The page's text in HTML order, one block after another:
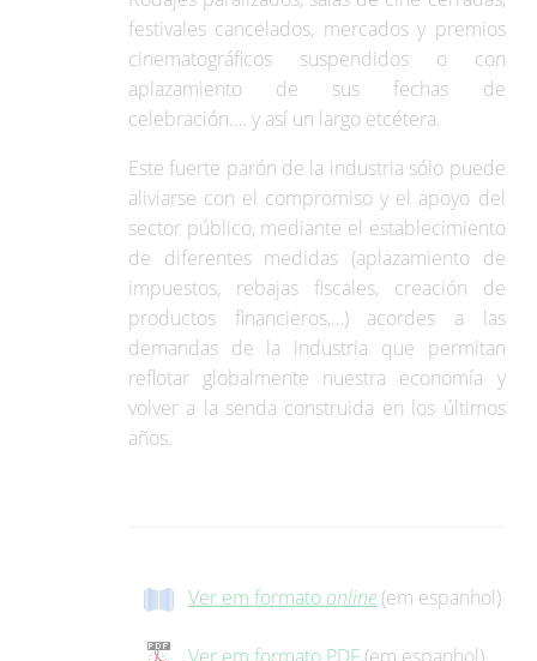
festivales cancelados, mercados y premios
cinematográficos suspendidos o con
aplazamiento de sus fechas de
celebración…. y así un largo etcétera.
Este fuerte parón de la industria sólo puede
aliviarse con el compromiso y el apoyo del
sector público, mediante el establecimiento
de diferentes medidas (aplazamiento de
impuestos, rebajas fiscales, creación de
productos financieros,…) acordes a las
demandas de la industria que permitan
reflotar globalmente nuestra economía y
volver a la senda construida en los últimos
años.
Ver em formato online (em espanhol)